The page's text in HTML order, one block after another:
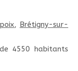
, Brétigny-sur-
4550 habitants